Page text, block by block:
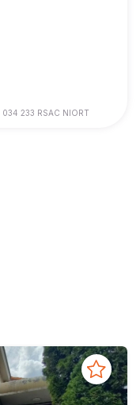
233 RSAC NIORT